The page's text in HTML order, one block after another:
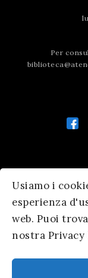
Usiamo i
esperienza
web. Puoi
nostra Privacy
Per